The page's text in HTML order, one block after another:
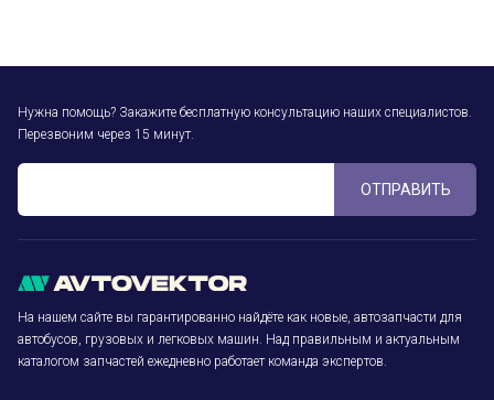
Нужна помощь? Закажите бесплатную консультацию наших специалистов.
Перезвоним через 15 минут.
ОТПРАВИТЬ
На нашем сайте вы гарантированно найдёте как новые, автозапчасти для
автобусов, грузовых и легковых машин. Над правильным и актуальным
каталогом запчастей ежедневно работает команда экспертов.